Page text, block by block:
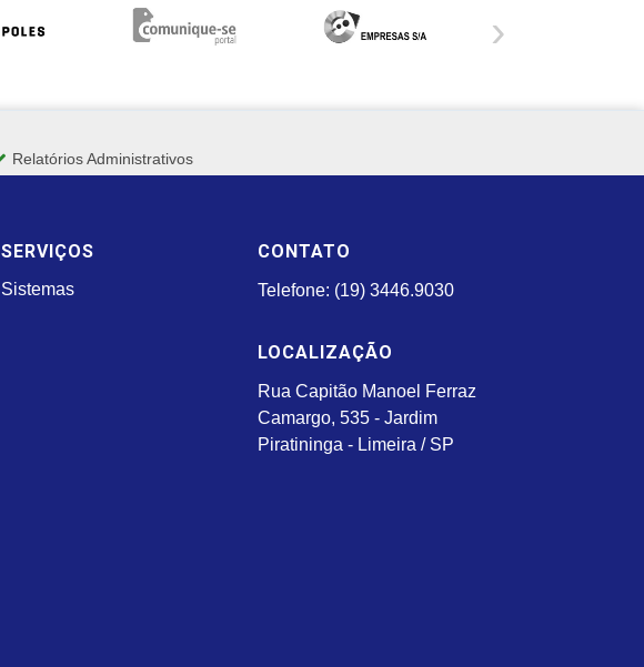
›
Relatórios Administrativos
SERVIÇOS
Sistemas
CONTATO
Telefone: (19) 3446.9030
LOCALIZAÇÃO
Rua Capitão Manoel Ferraz
Camargo, 535 - Jardim
Piratininga - Limeira / SP